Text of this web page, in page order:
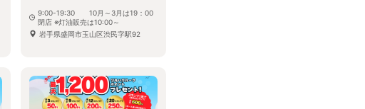
9:00-19:30 10月～3月は19：00
閉店 ※灯油販売は10:00～
岩手県盛岡市玉山区渋民字駅92